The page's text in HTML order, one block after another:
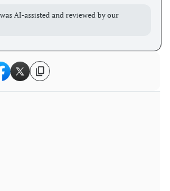
AI-assisted and reviewed by our